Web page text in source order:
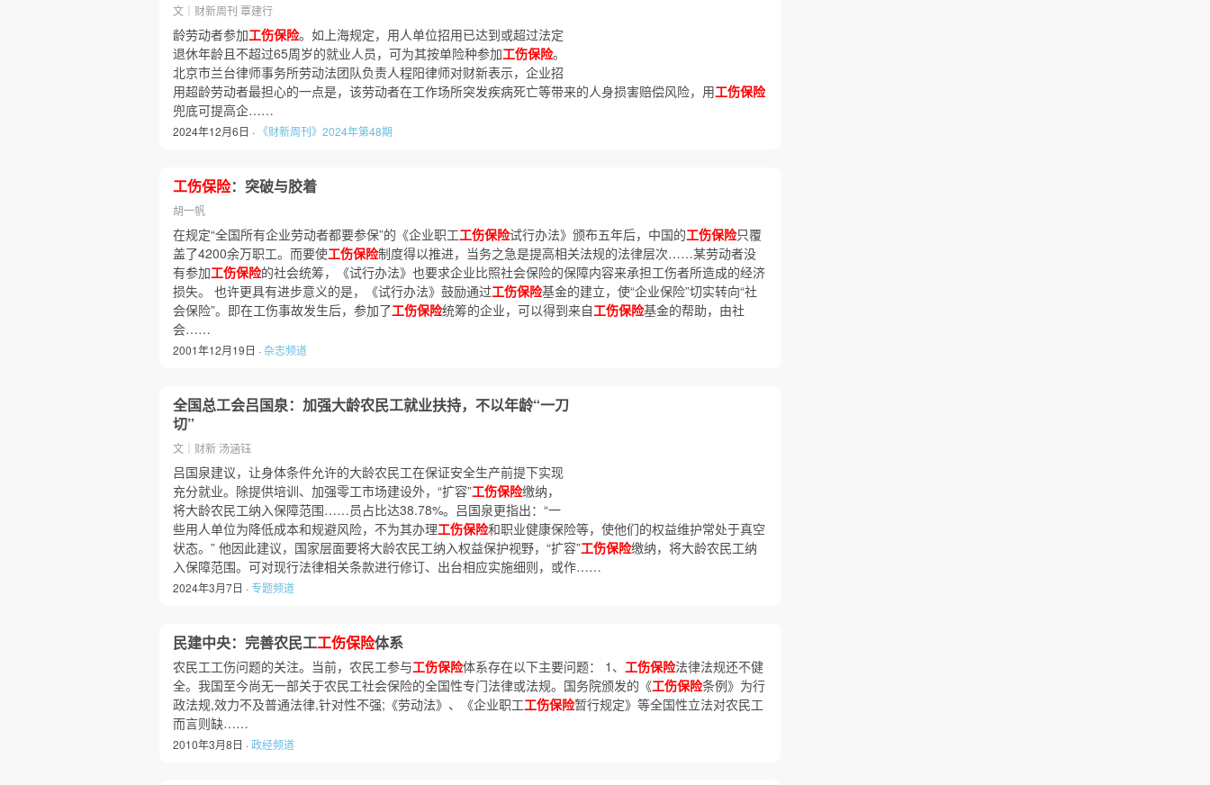
文｜财新周刊 覃建行
龄劳动者参加工伤保险。如上海规定，用人单位招用已达到或超过法定
退休年龄且不超过65周岁的就业人员，可为其按单险种参加工伤保险。
北京市兰台律师事务所劳动法团队负责人程阳律师对财新表示，企业招
用超龄劳动者最担心的一点是，该劳动者在工作场所突发疾病死亡等带来的人身损害赔偿风险，用工伤保险
兜底可提高企……
2024年12月6日 · 《财新周刊》2024年第48期
工伤保险：突破与胶着
胡一帆
在规定“全国所有企业劳动者都要参保”的《企业职工工伤保险试行办法》颁布五年后，中国的工伤保险只覆
盖了4200余万职工。而要使工伤保险制度得以推进，当务之急是提高相关法规的法律层次……某劳动者没
有参加工伤保险的社会统筹，《试行办法》也要求企业比照社会保险的保障内容来承担工伤者所造成的经济
损失。 也许更具有进步意义的是，《试行办法》鼓励通过工伤保险基金的建立，使“企业保险”切实转向“社
会保险”。即在工伤事故发生后，参加了工伤保险统筹的企业，可以得到来自工伤保险基金的帮助，由社
会……
2001年12月19日 ·杂志频道
全国总工会吕国泉：加强大龄农民工就业扶持，不以年龄“一刀
切”
文｜财新 汤涵钰
吕国泉建议，让身体条件允许的大龄农民工在保证安全生产前提下实现
充分就业。除提供培训、加强零工市场建设外，“扩容”工伤保险缴纳，
将大龄农民工纳入保障范围……员占比达38.78%。吕国泉更指出：“一
些用人单位为降低成本和规避风险，不为其办理工伤保险和职业健康保险等，使他们的权益维护常处于真空
状态。” 他因此建议，国家层面要将大龄农民工纳入权益保护视野，“扩容”工伤保险缴纳，将大龄农民工纳
入保障范围。可对现行法律相关条款进行修订、出台相应实施细则，或作……
2024年3月7日 ·专题频道
民建中央：完善农民工工伤保险体系
农民工工伤问题的关注。当前，农民工参与工伤保险体系存在以下主要问题： 1、 工伤保险法律法规还不健
全。我国至今尚无一部关于农民工社会保险的全国性专门法律或法规。国务院颁发的《工伤保险条例》为行
政法规,效力不及普通法律,针对性不强;《劳动法》、《企业职工工伤保险暂行规定》等全国性立法对农民工
而言则缺……
2010年3月8日 ·政经频道